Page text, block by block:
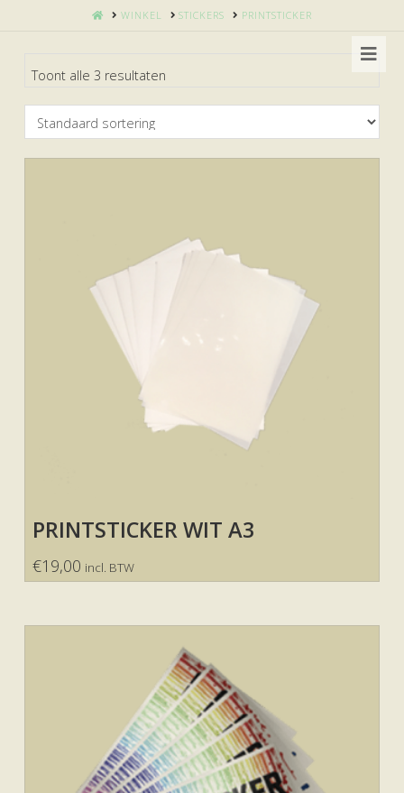
HOMEWINKEL STICKERS PRINTSTICKER
Toont alle 3 resultaten
PRINTSTICKER WIT A3
€19,00 incl. BTW